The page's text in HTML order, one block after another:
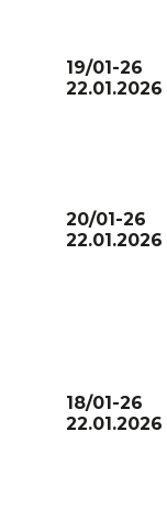
19/01-26
22.01.2026
20/01-26
22.01.2026
18/01-26
22.01.2026